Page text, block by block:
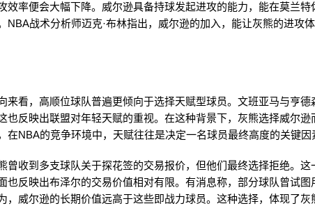
效率便会大幅下降。威尔逊具备持球发起进攻的能力，能在莫兰
NBA战术分析师迈克·布林指出，威尔逊的加入，能让灰熊的进攻
来看，高顺位球队普遍更倾向于选择天赋型球员。文班亚马与亨德
也反映出联盟对年轻天赋的重视。在这种背景下，灰熊选择威尔
在NBA的竞争环境中，天赋往往是决定一名球员最终高度的关键因
曾收到多支球队关于探花签的交易报价，但他们最终选择拒绝。
也反映出布泽尔的交易价值相对有限。有消息称，部分球队曾试图
，威尔逊的长期价值远高于这些即战力球员。这种选择，体现了灰